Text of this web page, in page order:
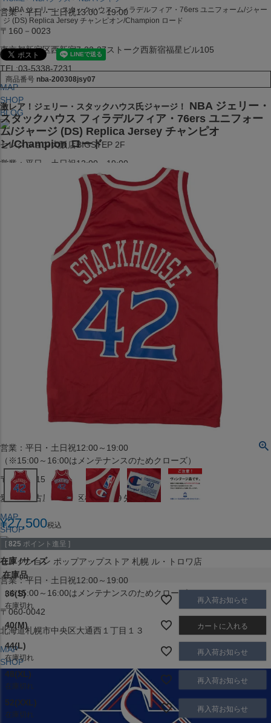
営業：平日・土日祝13:00～19:00
〒160－0023
東京都新宿区西新宿7-22-37ストーク西新宿福星ビル105
TEL:03-5338-7231
MAP
SHOP
BLOG
セレクション大阪店BIGSTEP 2F
営業：平日・土日祝12:00～19:00
大阪府大阪市中央区西心斎橋1丁目6番14号
営業：土・日・祝日のみ 12:00-18:00
東京都千代田区神田三崎町２丁目２２−１ 1F
営業：平日・土日祝12:00～19:00
（※15:00～16:00はメンテナンスのためクローズ）
〒453-0015
愛知県名古屋市中村区椿町６−９先
MAP
SHOP
セレクション ポップアップストア 札幌 ル・トロワ店
営業：平日・土日祝12:00～19:00
（※15:00～16:00はメンテナンスのためクローズ）
〒060-0042
北海道札幌市中央区大通西１丁目１３
MAP
SHOP
NBA ジェリー・スタックハウス フィラデルフィア・76ers ユニフォーム/ジャー
ジ (DS) Replica Jersey チャンピオン/Champion ロード
商品番号 nba-200308jsy07
激レア！ジェリー・スタックハウス氏ジャージ！
NBA ジェリー・
スタックハウス フィラデルフィア・76ers ユニフォー
ム/ジャージ (DS) Replica Jersey チャンピオ
ン/Champion ロード
¥27,500税込
[ 825 ポイント進呈 ]
在庫 サイズ
在庫品
36(S)
在庫切れ
再入荷お知らせ
40(M) カートに入れる
44(L)
在庫切れ
再入荷お知らせ
48(XL)
在庫切れ
再入荷お知らせ
52(XXL)
在庫切れ
再入荷お知らせ